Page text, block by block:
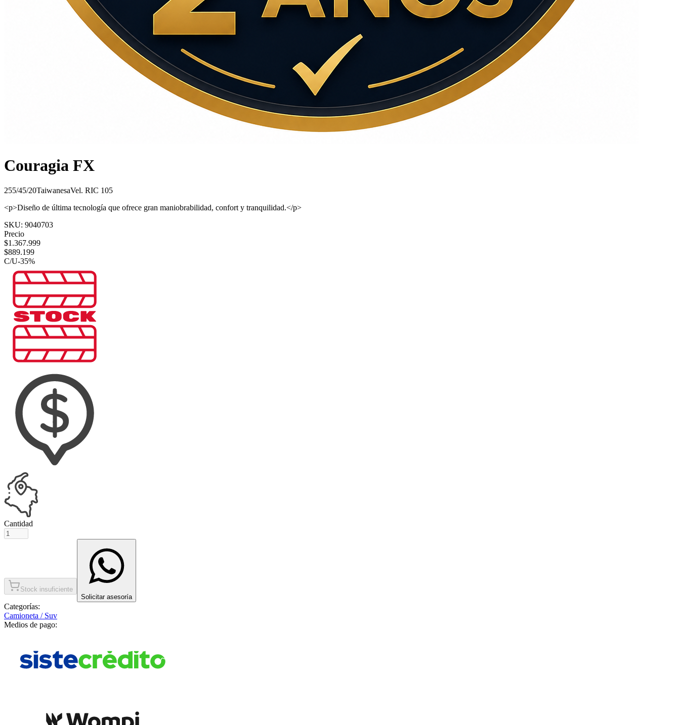
Couragia FX
255/45/20TaiwanesaVel. RIC 105
<p>Diseño de última tecnología que ofrece gran maniobrabilidad, confort y tranquilidad.</p>
SKU: 9040703
Precio
$1.367.999
$889.199
C/U-35%
Cantidad
Stock insuficiente
Solicitar asesoría
Categorías:
Camioneta / Suv
Medios de pago: